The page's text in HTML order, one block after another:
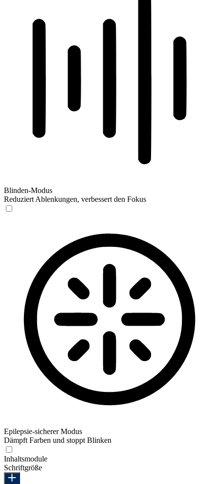
Blinden-Modus
Reduziert Ablenkungen, verbessert den Fokus
Epilepsie-sicherer Modus
Dämpft Farben und stoppt Blinken
Inhaltsmodule
Schriftgröße